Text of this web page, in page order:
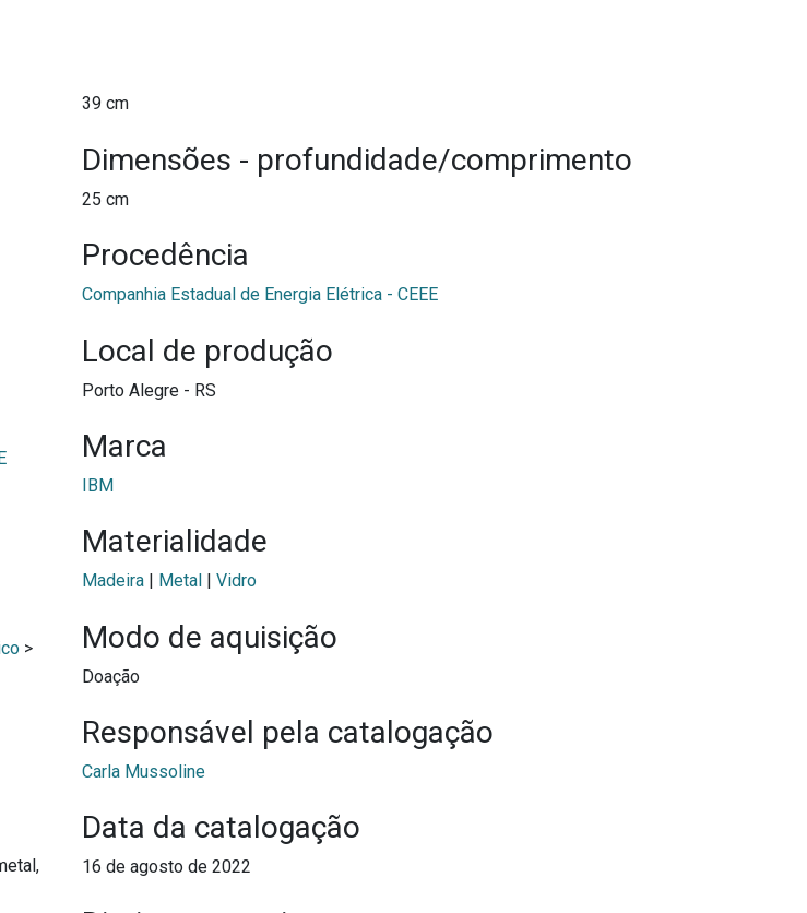
>
39 cm
Dimensões - profundidade/comprimento
25 cm
Procedência
Companhia Estadual de Energia Elétrica - CEEE
Local de produção
Porto Alegre - RS
Marca
IBM
Materialidade
Madeira Metal Vidro
Modo de aquisição
Doação
Responsável pela catalogação
Carla Mussoline
Data da catalogação
16 de agosto de 2022